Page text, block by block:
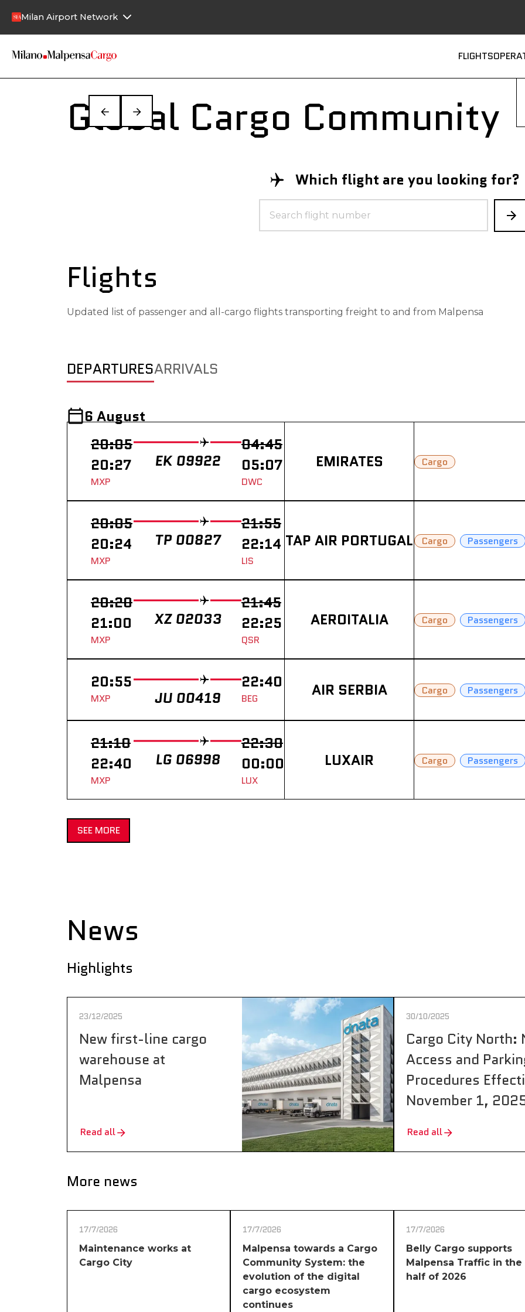
Milan Airport Network
FLIGHTS
Global Cargo Community
Which flight are you looking for?
Flights
Updated list of passenger and all-cargo flights transporting freight to and from Malpensa
DEPARTURESARRIVALS
6 August
20:05
20:27
MXP
EK 09922
04:45
05:07
DWC
EMIRATES Cargo
20:05
20:24
MXP
TP 00827
21:55
22:14
LIS
TAP AIR PORTUGAL Cargo Passengers
20:20
21:00
MXP
XZ 02033
21:45
22:25
QSR
AEROITALIA Cargo Passengers
20:55
MXP JU 00419
22:40
BEG AIR SERBIA Cargo Passengers
21:10
22:40
MXP
LG 06998
22:30
00:00
LUX
LUXAIR Cargo Passengers
SEE MORE
News
Highlights
23/12/2025
New first-line cargo
warehouse at
Malpensa
Read all
30/10/2025
Cargo City North:
Access and
Procedures
November 1,
Read all
More news
17/7/2026
Maintenance works at
Cargo City
17/7/2026
Malpensa towards a Cargo
Community System: the
evolution of the digital
cargo ecosystem
continues
17/7/2026
Belly Cargo supports
Malpensa Traffic in
half of 2026